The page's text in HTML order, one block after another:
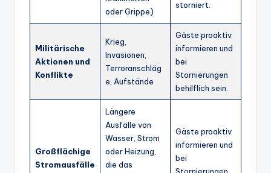
oder Grippe)
storniert.
Militärische
Aktionen und
Konflikte
Krieg,
Invasionen,
Terroranschläg
e, Aufstände
Gäste proaktiv
informieren und
bei
Stornierungen
behilflich sein.
Großflächige
Stromausfälle
Längere
Ausfälle von
Wasser, Strom
oder Heizung,
die das
Gäste proaktiv
informieren und
bei